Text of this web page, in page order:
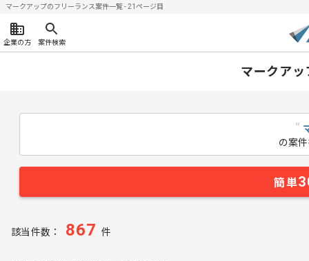
マークアップのフリーランス案件一覧 - 21ページ目
企業の方 案件検索
マークア
“
の案
簡単
該当件数： 867 件